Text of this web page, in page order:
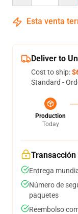
Esta venta
Deliver to
Cost to ship:
Standard -
Production
Today
Transacción
Entrega
Número de
paquetes
Reembolso